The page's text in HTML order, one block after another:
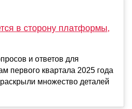
в сторону платформы,
и ответов для
первого квартала 2025 года
множество деталей